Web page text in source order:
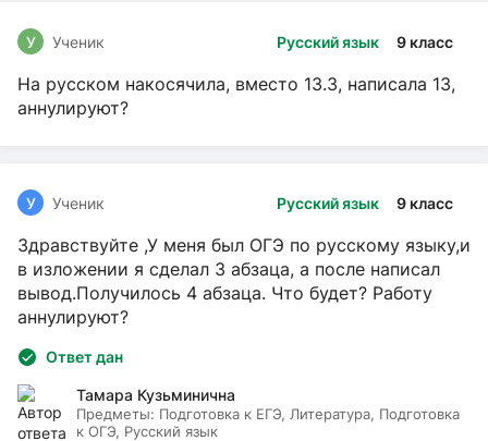
Русский язык 9 класс
У Ученик
На русском накосячила, вместо 13.3, написала 13,
аннулируют?
Русский язык 9 класс
У Ученик
Здравствуйте ,У меня был ОГЭ по русскому языку,и
в изложении я сделал 3 абзаца, а после написал
вывод.Получилось 4 абзаца. Что будет? Работу
аннулируют?
Ответ дан
Тамара Кузьминична
Предметы: Подготовка к ЕГЭ, Литература, Подготовка
к ОГЭ, Русский язык